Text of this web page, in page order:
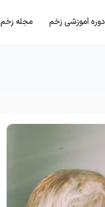
دوره آموزشی زخم مجله زخم